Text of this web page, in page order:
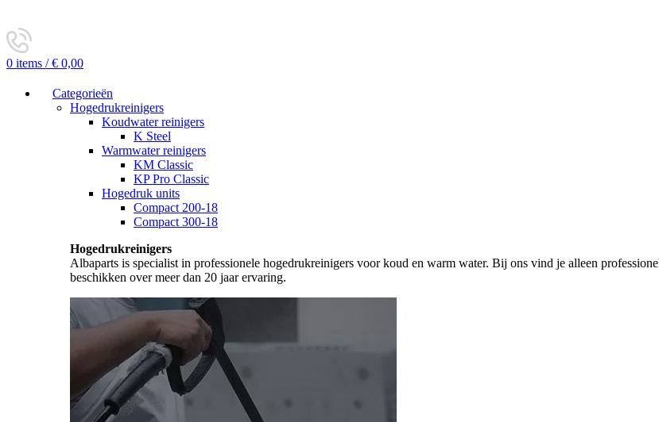
0 items / € 0,00
Categorieën
Hogedrukreinigers
Koudwater reinigers
K Steel
Warmwater reinigers
KM Classic
KP Pro Classic
Hogedruk units
Compact 200-18
Compact 300-18
Hogedrukreinigers
Albaparts is specialist in professionele hogedrukreinigers voor koud en warm water. Bij ons vind je alleen
beschikken over meer dan 20 jaar ervaring.